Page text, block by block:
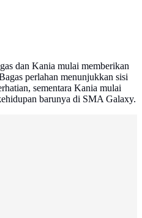
dan Kania mulai memberikan
perlahan menunjukkan sisi
sementara Kania mulai
barunya di SMA Galaxy.